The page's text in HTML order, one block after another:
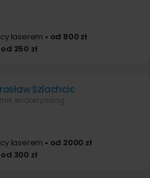
laserem • od 800 zł
od 250 zł
Szlachcic
endokrynolog
laserem • od 2000 zł
od 300 zł